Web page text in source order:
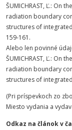
ŠUMICHRAST, Ľ.: On
radiation boundary
structures of
159-161.
Alebo len povinné
ŠUMICHRAST, Ľ.: On
radiation boundary
structures of
(Pri príspevkoch zo
Miesto vydania a
Odkaz na článok v